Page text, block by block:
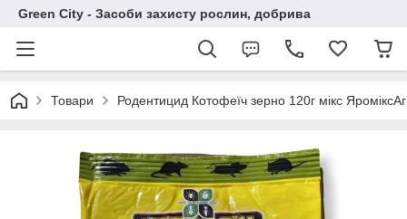
Green City - Засоби захисту рослин, добрива
Товари Родентицид Котофеїч зерно 120г мікс